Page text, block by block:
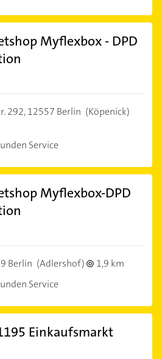
Myflexbox - DPD
292,12557 Berlin (Köpenick)
Service
Myflexbox-DPD
Berlin (Adlershof)
1,9 km
Service
Einkaufsmarkt